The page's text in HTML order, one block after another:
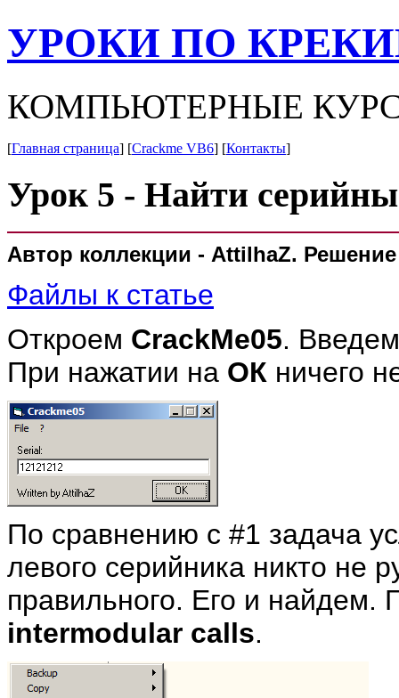
УРОКИ ПО
КОМПЬЮТЕРНЫЕ
[Главная страница] [Crackme VB6] [Контакты]
Урок 5 - Найти
Автор коллекции - AttilhaZ.
Файлы к статье
Откроем CrackMe05.
При нажатии на ОК ничего
По сравнению с #1 задача
левого серийника никто не
правильного. Его и
intermodular calls.